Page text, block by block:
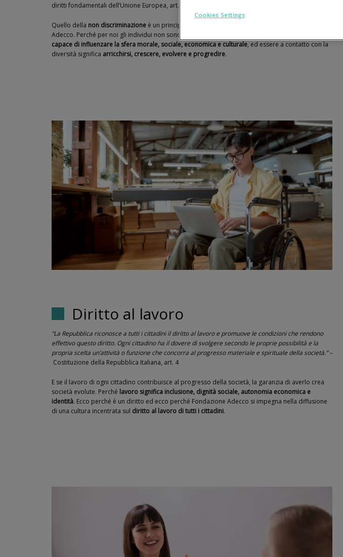
diritti fondamentali dell’Unione Europea, art. 21
Quello della non discriminazione è un principio che, da sempre, guida l’impegno di Fondazione
Adecco. Perché per noi gli individui non sono solo umane risorse, ma hanno una loro
capace di influenzare la sfera morale, sociale, economica e culturale, ed essere a contatto con la
diversità significa arricchirsi, crescere, evolvere e progredire.
Diritto al lavoro
“La Repubblica riconosce a tutti i cittadini il diritto al lavoro e promuove le condizioni che rendono
effettivo questo diritto. Ogni cittadino ha il dovere di svolgere secondo le proprie possibilità e la
propria scelta un’attività o funzione che concorra al progresso materiale e spirituale della società.” –
Costituzione della Repubblica Italiana, art. 4
E se il lavoro di ogni cittadino contribuisce al progresso della società, la garanzia di averlo crea
società evolute. Perché lavoro significa inclusione, dignità sociale, autonomia economica e
identità. Ecco perché è un diritto ed ecco perché Fondazione Adecco si impegna nella diffusione
di una cultura incentrata sul diritto al lavoro di tutti i cittadini.
Cookies Settings